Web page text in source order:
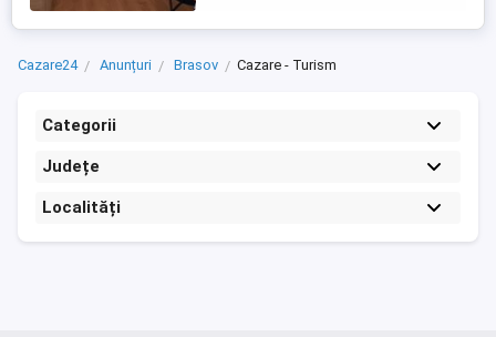
de joaca pentru copii. Apartamentul ...
Cazare24 Anunțuri Brasov Cazare - Turism
Categorii
Județe
Localități